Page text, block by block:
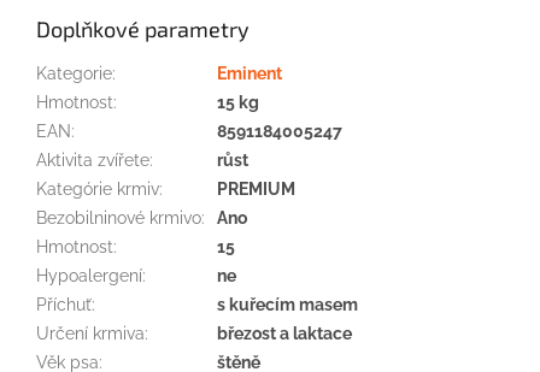
Doplňkové parametry
Kategorie:
Eminent
Hmotnost:
15 kg
EAN:
8591184005247
Aktivita zvířete:
růst
Kategórie krmiv:
PREMIUM
Bezobilninové krmivo:
Ano
Hmotnost:
15
Hypoalergení:
ne
Příchuť:
s kuřecím masem
Určení krmiva:
březost a laktace
Věk psa:
štěně